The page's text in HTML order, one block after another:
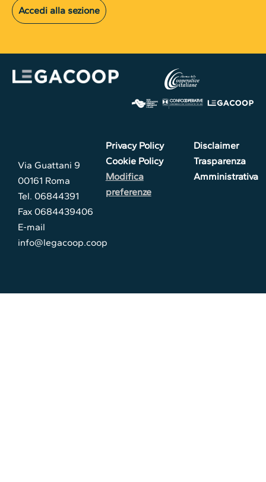
Accedi alla sezione
Via Guattani 9
00161 Roma
Tel. 06844391
Fax 0684439406
E-mail
info@legacoop.coop
Privacy Policy
Cookie Policy
Modifica
preferenze
Disclaimer
Trasparenza
Amministrativa